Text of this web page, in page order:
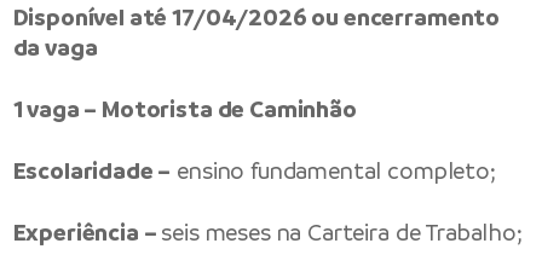
Disponível até 17/04/2026 ou encerramento
da vaga
1 vaga – Motorista de Caminhão
Escolaridade – ensino fundamental completo;
Experiência – seis meses na Carteira de Trabalho;